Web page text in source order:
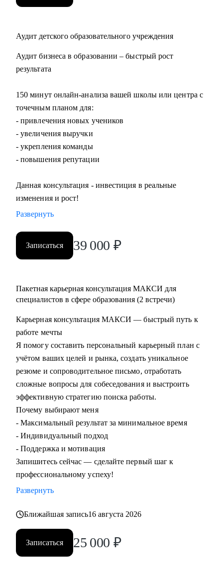
Аудит детского образовательного учреждения
Аудит бизнеса в образовании – быстрый рост
результата
150 минут онлайн-анализа вашей школы или центра с
точечным планом для:
- привлечения новых учеников
- увеличения выручки
- укрепления команды
- повышения репутации
Данная консультация - инвестиция в реальные
изменения и рост!
Развернуть
Записаться 39 000 ₽
Пакетная карьерная консультация МАКСИ для
специалистов в сфере образования (2 встречи)
Карьерная консультация МАКСИ — быстрый путь к
работе мечты
Я помогу составить персональный карьерный план с
учётом ваших целей и рынка, создать уникальное
резюме и сопроводительное письмо, отработать
сложные вопросы для собеседования и выстроить
эффективную стратегию поиска работы.
Почему выбирают меня
- Максимальный результат за минимальное время
- Индивидуальный подход
- Поддержка и мотивация
Запишитесь сейчас — сделайте первый шаг к
профессиональному успеху!
Развернуть
Ближайшая запись16 августа 2026
Записаться 25 000 ₽